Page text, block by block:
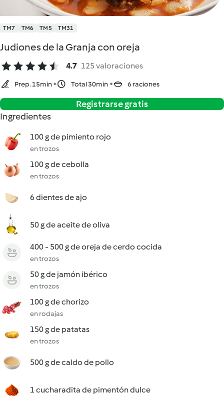
TM7 TM6 TM5 TM31
Judiones de la Granja con oreja
4.7 125 valoraciones
Prep. 15min Total 30min 6 raciones
Registrarse gratis
Ingredientes
100 g de pimiento rojo
en trozos
100 g de cebolla
en trozos
6 dientes de ajo
50 g de aceite de oliva
400 - 500 g de oreja de cerdo cocida
en trozos
50 g de jamón ibérico
en trozos
100 g de chorizo
en rodajas
150 g de patatas
en trozos
500 g de caldo de pollo
1 cucharadita de pimentón dulce